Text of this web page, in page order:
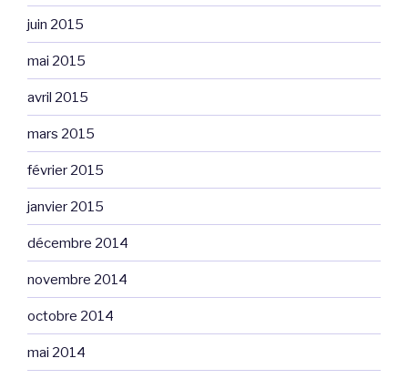
juin 2015
mai 2015
avril 2015
mars 2015
février 2015
janvier 2015
décembre 2014
novembre 2014
octobre 2014
mai 2014